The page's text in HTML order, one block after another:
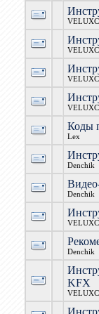
Коды
Lex
Denchik
Denchik
Denchik
KFX